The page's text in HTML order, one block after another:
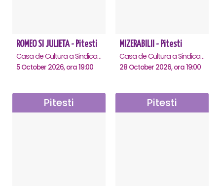
ROMEO SI JULIETA - Pitesti
Casa de Cultura a Sindicatelor , Pitesti
5 October 2026, ora 19:00
MIZERABILII - Pitesti
Casa de Cultura a Sindicatelor , Pitesti
28 October 2026, ora 19:00
Pitesti Pitesti